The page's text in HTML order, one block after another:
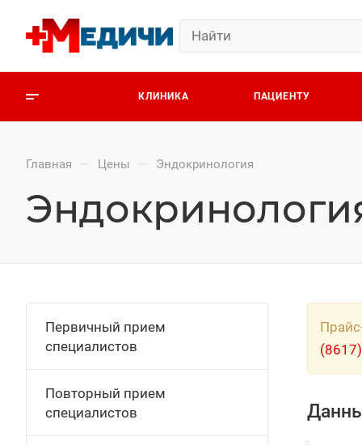
КЛИНИКА ПАЦИЕНТУ
Главная — Цены — Эндокринология
Первичный прием
специалистов
Повторный прием
специалистов